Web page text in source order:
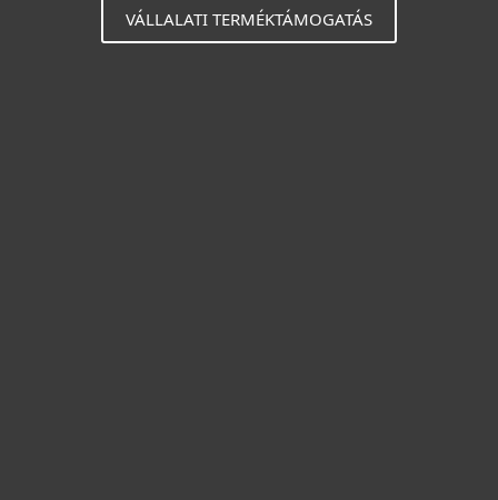
VÁLLALATI TERMÉKTÁMOGATÁS